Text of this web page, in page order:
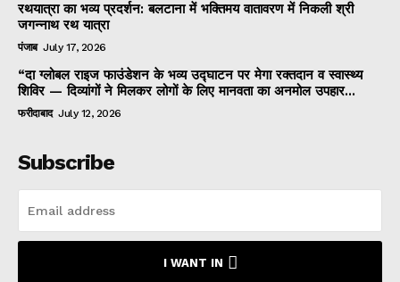
रथयात्रा का भव्य प्रदर्शन: बलटाना में भक्तिमय वातावरण में निकली श्री
जगन्नाथ रथ यात्रा
पंजाब July 17, 2026
“दा ग्लोबल राइज फाउंडेशन के भव्य उद्घाटन पर मेगा रक्तदान व स्वास्थ्य
शिविर — दिव्यांगों ने मिलकर लोगों के लिए मानवता का अनमोल उपहार...
फरीदाबाद July 12, 2026
Subscribe
I WANT IN